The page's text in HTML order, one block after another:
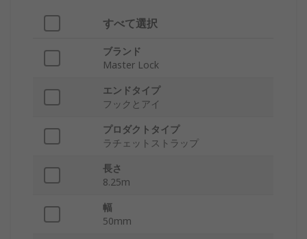
すべて選択
ブランド
Master Lock
エンドタイプ
フックとアイ
プロダクトタイプ
ラチェットストラップ
長さ
8.25m
幅
50mm